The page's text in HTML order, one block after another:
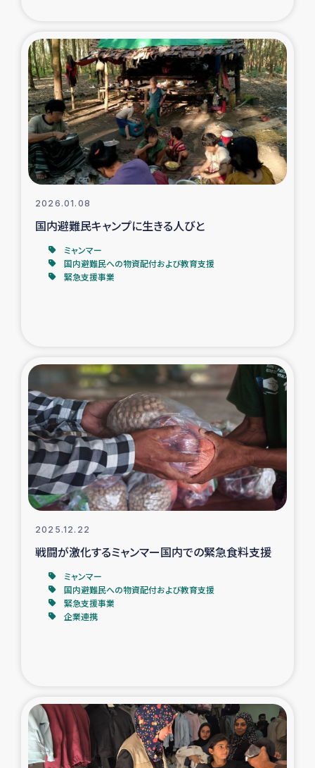
デニヤヤ小規模紅茶農家支援
コーヒー生産者支援
アイナロ県マウベシ郡でのコーヒー畑改善事業
ベイルート大規模爆発被災者支援
アグロフォレストリー（カカオ）事業
2026.01.08
国内避難民キャンプに生きる人びと
ミャンマー
国内避難民への物資配付および教育支援
緊急支援事業
2025.12.22
戦闘が激化するミャンマー国内での緊急食料支援
ミャンマー
国内避難民への物資配付および教育支援
緊急支援事業
企業連携